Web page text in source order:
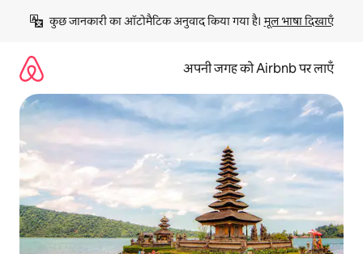
छोड़कर
कॉन्टेंट
कुछ जानकारी का ऑटोमैटिक अनुवाद किया गया है। मूल भाषा दिखाएँ
अपनी जगह को Airbnb पर लाएँ